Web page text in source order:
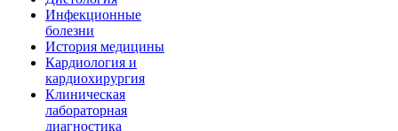
Инфекционные
болезни
История медицины
Кардиология и
кардиохирургия
Клиническая
лабораторная
диагностика